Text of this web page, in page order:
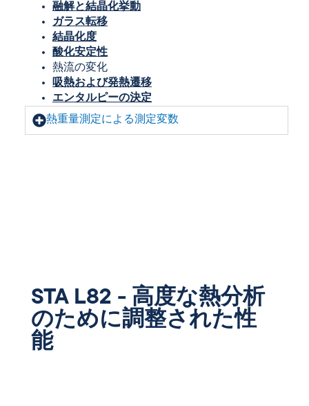
融解と結晶化挙動
ガラス転移
結晶化度
酸化安定性
熱流の変化
吸熱および発熱遷移
エンタルピーの決定
熱重量測定による測定変数
STA L82 - 高度な熱分析
のために調整された性
能